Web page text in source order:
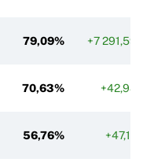
79,09% +7
70,63%
56,76%